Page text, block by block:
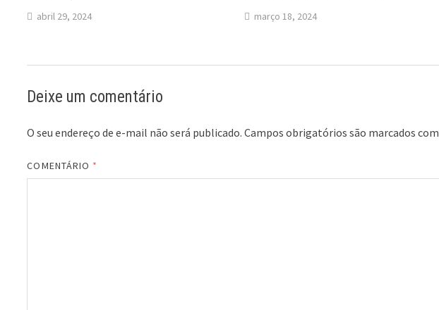
abril 29, 2024 março 18, 2024
Deixe um comentário
O seu endereço de e-mail não será publicado. Campos obrigatórios são marcados com
COMENTÁRIO *